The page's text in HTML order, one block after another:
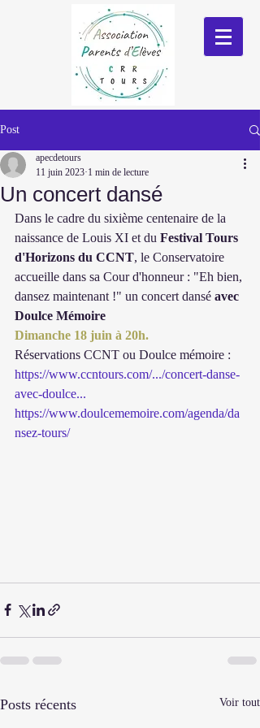
Post
Un concert dansé
apecdetours
11 juin 2023 1 min de lecture
Dans le cadre du sixième centenaire de la
naissance de Louis XI et du Festival Tours
d'Horizons du CCNT, le Conservatoire
accueille dans sa Cour d'honneur : "Eh bien,
dansez maintenant !" un concert dansé avec
Doulce Mémoire
Dimanche 18 juin à 20h.
Réservations CCNT ou Doulce mémoire :
https://www.ccntours.com/.../concert-danse-
avec-doulce...
https://www.doulcememoire.com/agenda/da
nsez-tours/
Posts récents Voir tout